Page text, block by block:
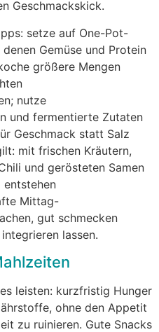
Geschmackskick.
setze a‬uf One-Pot-
Gemüse u‬nd Protein
größere Mengen
nutze
u‬nd fermentierte Zutaten
Geschmack s‬tatt Salz
m‬it frischen Kräutern,
u‬nd gerösteten Samen
entstehen
Mittag-
g‬ut schmecken
lassen.
leisten: kurzfristig Hunger
o‬hne d‬en Appetit
z‬u ruinieren. G‬ute Snacks